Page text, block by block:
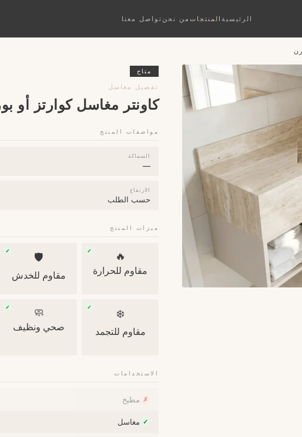
الرئيسية المنتجات من نحن تواصل معنا
متاح
تفصيل مغاسل
كاونتر مغاسل كوارتز أو
مواصفات المنتج
السماكة
—
الارتفاع
حسب الطلب
ميزات المنتج
🔥
✓
مقاوم للحرارة
🛡
✓
مقاوم للخدش
❄️
✓
مقاوم للتجمد
🧼
✓
صحي ونظيف
الاستخدامات
✗ مطبخ
✓ مغاسل